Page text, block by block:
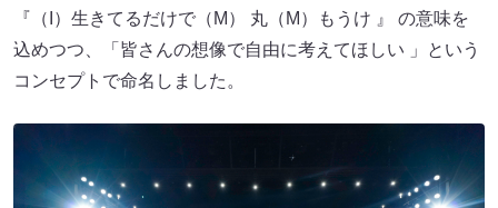
『（I）生きてるだけで（M） 丸（M）もうけ 』 の意味を
込めつつ、「皆さんの想像で自由に考えてほしい 」という
コンセプトで命名しました。